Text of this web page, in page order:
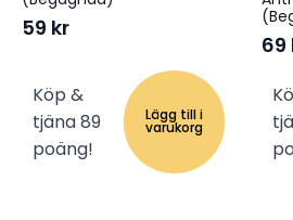
59 kr
Köp &
tjäna 89
poäng!
Lägg till i
varukorg
69